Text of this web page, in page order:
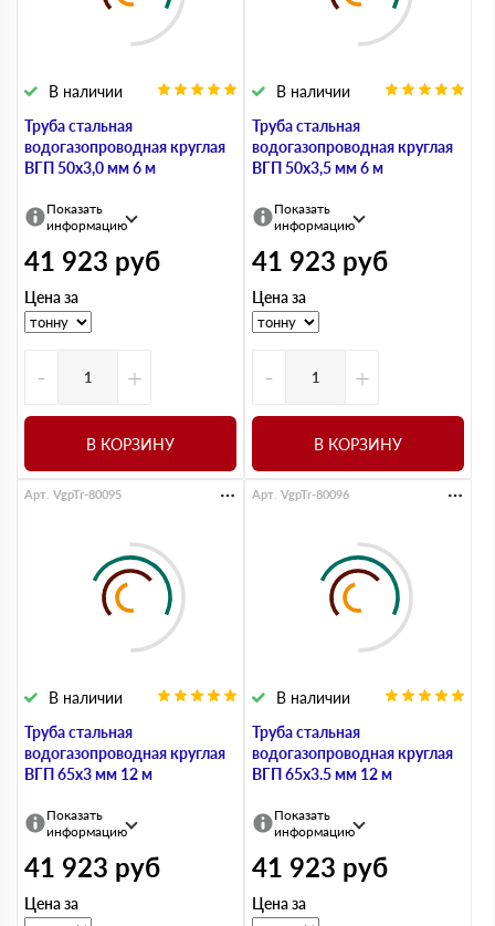
Труба стальная
водогазопроводная круглая
ВГП 50х3,0 мм 6 м
В наличии
Показать
информацию
41 923 руб
Цена за
- +
В КОРЗИНУ
Труба стальная
водогазопроводная круглая
ВГП 50х3,5 мм 6 м
В наличии
Показать
информацию
41 923 руб
Цена за
- +
В КОРЗИНУ
Труба стальная
водогазопроводная круглая
ВГП 65х3 мм 12 м
В наличии
Арт. VgpTr-80095
Показать
информацию
41 923 руб
Цена за
Труба стальная
водогазопроводная круглая
ВГП 65х3.5 мм 12 м
В наличии
Арт. VgpTr-80096
Показать
информацию
41 923 руб
Цена за